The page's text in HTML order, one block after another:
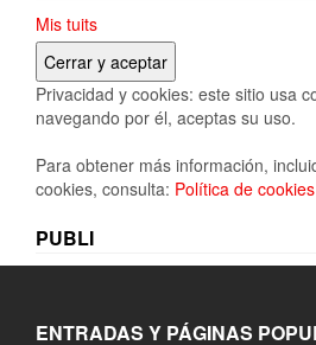
Mis tuits
Privacidad y cookies: este sitio usa
navegando por él, aceptas su uso.
Para obtener más información,
cookies, consulta: Política de cookies
PUBLI
ENTRADAS Y PÁGINAS